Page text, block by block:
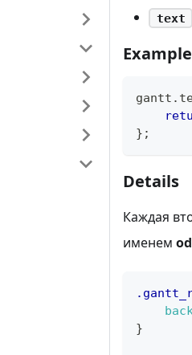
text
Example
gantt .
} ;
Details
Каждая
именем
}